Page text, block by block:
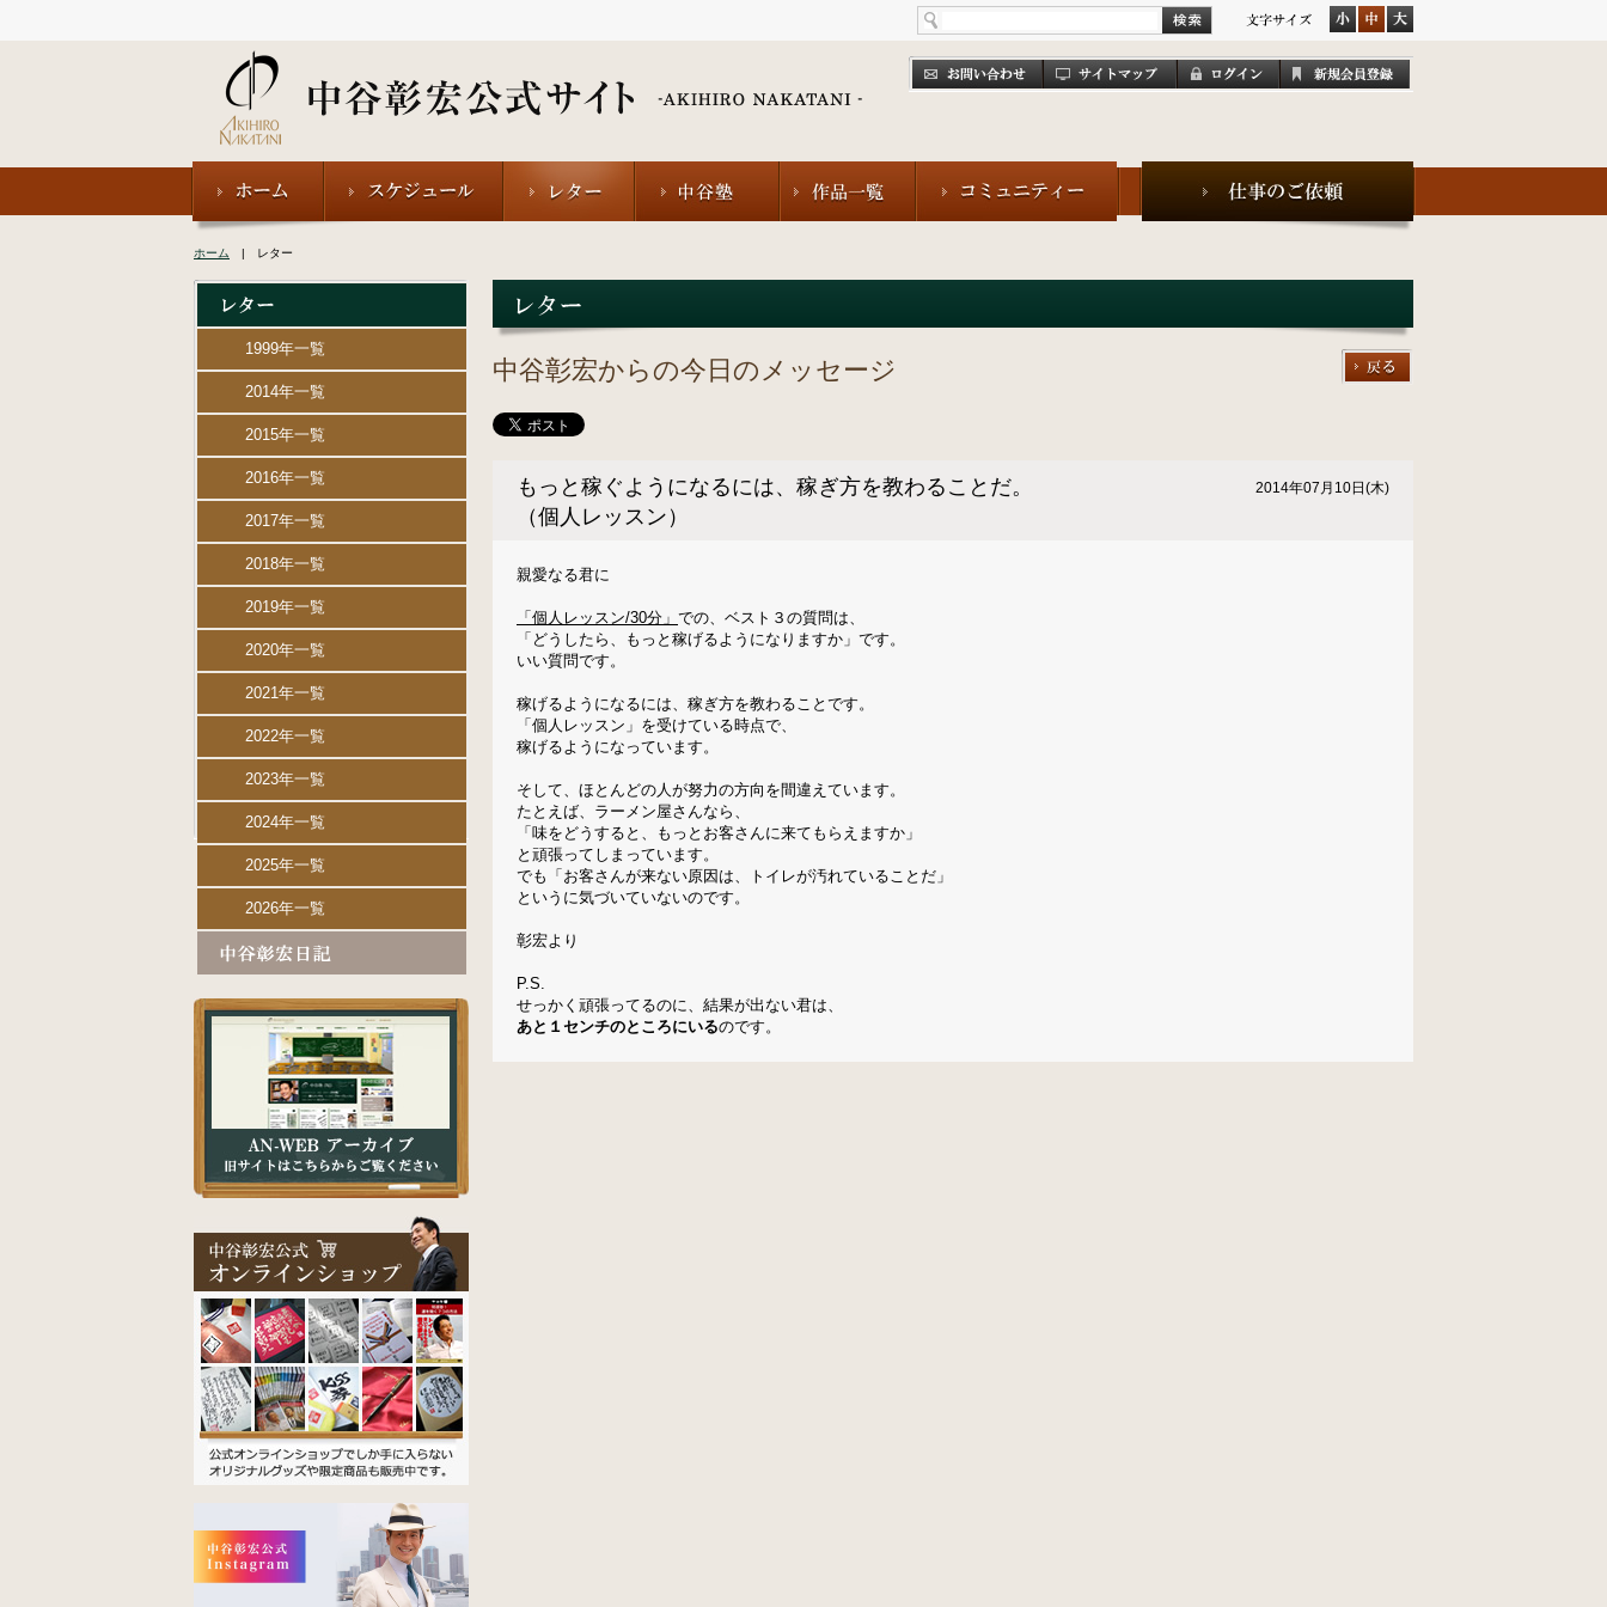
ホーム | レター
中谷彰宏からの今日のメッセージ
もっと稼ぐようになるには、稼ぎ方を教わることだ。
（個人レッスン）
2014年07月10日(木)
親愛なる君に
「個人レッスン/30分」 での、ベスト３の質問は、
「どうしたら、もっと稼げるようになりますか」です。
いい質問です。
稼げるようになるには、稼ぎ方を教わることです。
「個人レッスン」を受けている時点で、
稼げるようになっています。
そして、ほとんどの人が努力の方向を間違えています。
たとえば、ラーメン屋さんなら、
「味をどうすると、もっとお客さんに来てもらえますか」
と頑張ってしまっています。
でも「お客さんが来ない原因は、トイレが汚れていることだ」
というに気づいていないのです。
彰宏より
P.S.
せっかく頑張ってるのに、結果が出ない君は、
あと１センチのところにいるのです。
1999年一覧
2014年一覧
2015年一覧
2016年一覧
2017年一覧
2018年一覧
2019年一覧
2020年一覧
2021年一覧
2022年一覧
2023年一覧
2024年一覧
2025年一覧
2026年一覧